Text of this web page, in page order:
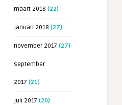
maart 2018 (22)
januari 2018 (27)
november 2017 (27)
september
2017 (21)
juli 2017 (20)